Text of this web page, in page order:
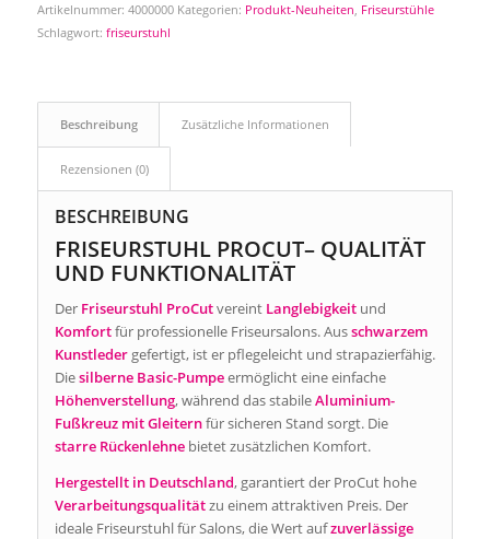
Artikelnummer: 4000000 Kategorien: Produkt-Neuheiten, Friseurstühle
Schlagwort: friseurstuhl
Beschreibung Zusätzliche Informationen
Rezensionen (0)
BESCHREIBUNG
FRISEURSTUHL PROCUT– QUALITÄT
UND FUNKTIONALITÄT
DerFriseurstuhl ProCutvereint Langlebigkeitund
Komfortfür professionelle Friseursalons. Ausschwarzem
Kunstledergefertigt, ist er pflegeleicht und strapazierfähig.
Diesilberne Basic-Pumpeermöglicht eine einfache
Höhenverstellung, während das stabileAluminium-
Fußkreuz mit Gleiternfür sicheren Stand sorgt. Die
starre Rückenlehnebietet zusätzlichen Komfort.
Hergestellt in Deutschland, garantiert der ProCut hohe
Verarbeitungsqualitätzu einem attraktiven Preis. Der
ideale Friseurstuhl für Salons, die Wert aufzuverlässige